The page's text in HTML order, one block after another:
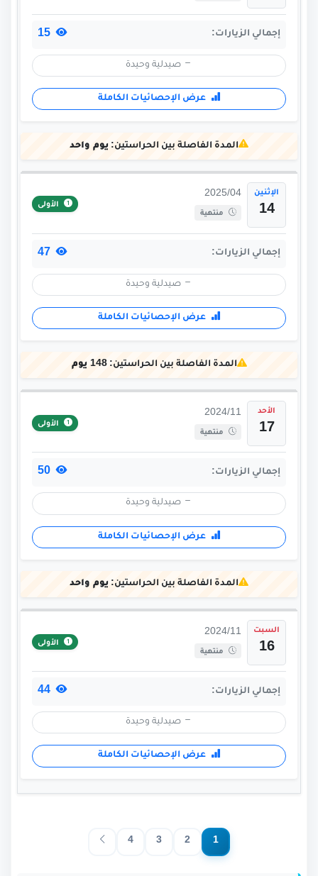
إجمالي الزيارات:
صيدلية وحيدة
عرض الإحصائيات الكاملة
المدة الفاصلة بين الحراستين: يوم واحد
الإثنين
14
2025/04
منتهية
الأولى
إجمالي الزيارات:
صيدلية وحيدة
عرض الإحصائيات الكاملة
المدة الفاصلة بين الحراستين:148 يوم
الأحد
17
2024/11
منتهية
الأولى
إجمالي الزيارات:
صيدلية وحيدة
عرض الإحصائيات الكاملة
المدة الفاصلة بين الحراستين: يوم واحد
السبت
16
2024/11
منتهية
الأولى
إجمالي الزيارات:
صيدلية وحيدة
عرض الإحصائيات الكاملة
1
2
3
4